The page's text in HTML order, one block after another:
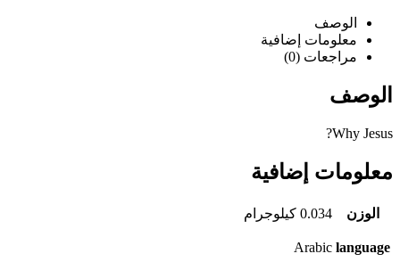
الوصف
معلومات إضافية
مراجعات (0)
الوصف
Why Jesus?
معلومات إضافية
الوزن 0.034 كيلوجرام
language
Arabic